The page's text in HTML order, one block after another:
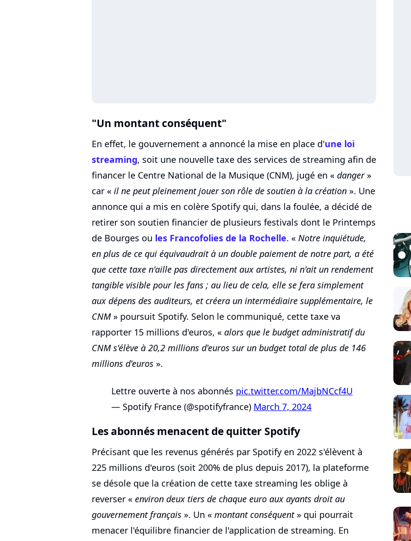
"Un montant conséquent"
En effet, le gouvernement a annoncé la mise en place d'une loi
streaming, soit une nouvelle taxe des services de streaming afin de
financer le Centre National de la Musique (CNM), jugé en « danger»
car « il ne peut pleinement jouer son rôle de soutien à la création ». Une
annonce qui a mis en colère Spotify qui, dans la foulée, a décidé de
retirer son soutien financier de plusieurs festivals dont le Printemps
de Bourges ou les Francofolies de la Rochelle. « Notre inquiétude,
en plus de ce qui équivaudrait à un double paiement de notre part, a été
que cette taxe n'aille pas directement aux artistes, ni n'ait un rendement
tangible visible pour les fans ; au lieu de cela, elle se fera simplement
aux dépens des auditeurs, et créera un intermédiaire supplémentaire, le
CNM » poursuit Spotify. Selon le communiqué, cette taxe va
rapporter 15 millions d'euros, « alors que le budget administratif du
CNM s'élève à 20,2 millions d'euros sur un budget total de plus de 146
millions d'euros ».
Lettre ouverte à nos abonnés pic.twitter.com/MajbNCcf4U
— Spotify France (@spotifyfrance) March 7, 2024
Les abonnés menacent de quitter Spotify
Précisant que les revenus générés par Spotify en 2022 s'élèvent à
225 millions d'euros (soit 200% de plus depuis 2017), la plateforme
se désole que la création de cette taxe streaming les oblige à
reverser « environ deux tiers de chaque euro aux ayants droit au
gouvernement français ». Un « montant conséquent» qui pourrait
menacer l'équilibre financier de l'application de streaming. En